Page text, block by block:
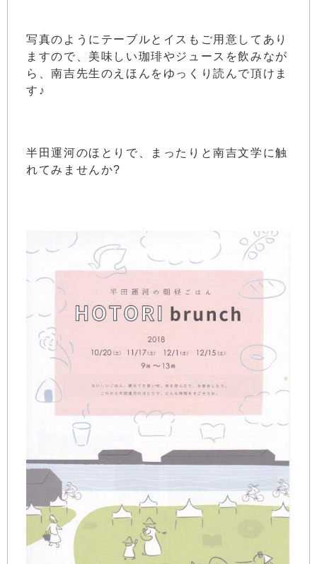
写真のようにテーブルとイスもご用意してあり
ますので、美味しい珈琲やジュースを飲みなが
ら、南吉先生のえほんをゆっくり読んで頂けま
す♪
半田運河のほとりで、まったりと南吉文学に触
れてみませんか?